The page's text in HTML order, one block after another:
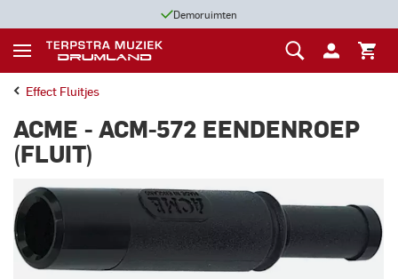
Demoruimten
Effect Fluitjes
ACME - ACM-572 EENDENROEP
(FLUIT)